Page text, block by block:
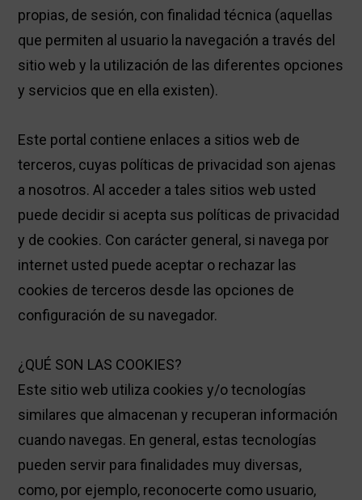
propias, de sesión, con finalidad técnica (aquellas
que permiten al usuario la navegación a través del
sitio web y la utilización de las diferentes opciones
y servicios que en ella existen).
Este portal contiene enlaces a sitios web de
terceros, cuyas políticas de privacidad son ajenas
a nosotros. Al acceder a tales sitios web usted
puede decidir si acepta sus políticas de privacidad
y de cookies. Con carácter general, si navega por
internet usted puede aceptar o rechazar las
cookies de terceros desde las opciones de
configuración de su navegador.
¿QUÉ SON LAS COOKIES?
Este sitio web utiliza cookies y/o tecnologías
similares que almacenan y recuperan información
cuando navegas. En general, estas tecnologías
pueden servir para finalidades muy diversas,
como, por ejemplo, reconocerte como usuario,